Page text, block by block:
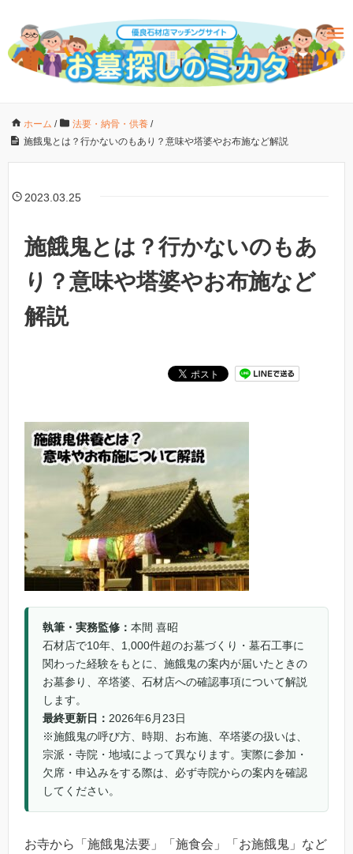
ホーム / 法要・納骨・供養 /
施餓鬼とは？行かないのもあり？意味や塔婆やお布施など解説
2023.03.25
施餓鬼とは？行かないのもあ
り？意味や塔婆やお布施など
解説
執筆・実務監修： 本間 喜昭
石材店で10年、1,000件超のお墓づくり・墓石工事に
関わった経験をもとに、施餓鬼の案内が届いたときの
お墓参り、卒塔婆、石材店への確認事項について解説
します。
最終更新日： 2026年6月23日
※施餓鬼の呼び方、時期、お布施、卒塔婆の扱いは、
宗派・寺院・地域によって異なります。実際に参加・
欠席・申込みをする際は、必ず寺院からの案内を確認
してください。
お寺から「施餓鬼法要」「施食会」「お施餓鬼」など